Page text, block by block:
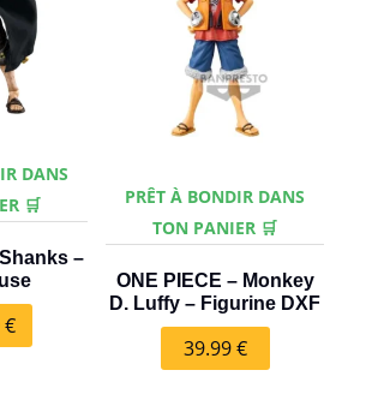
DANS
🛒
–
€
PRÊT À BONDIR DANS
TON PANIER 🛒
ONE PIECE – Monkey
D. Luffy – Figurine DXF
39.99€